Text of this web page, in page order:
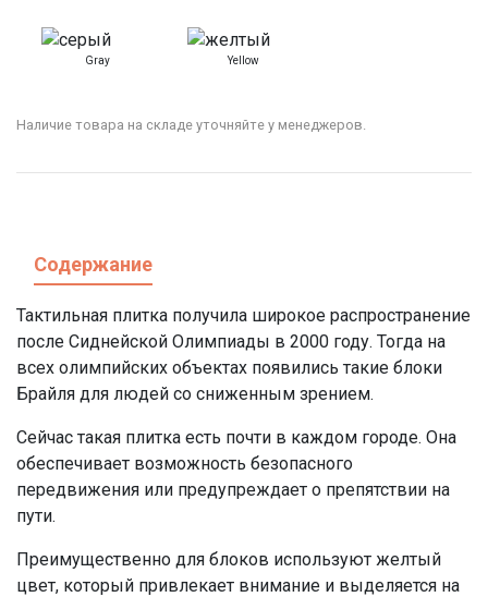
Gray Yellow
Наличие товара на складе уточняйте у менеджеров.
Содержание
Тактильная плитка получила широкое распространение
после Сиднейской Олимпиады в 2000 году. Тогда на
всех олимпийских объектах появились такие блоки
Брайля для людей со сниженным зрением.
Сейчас такая плитка есть почти в каждом городе. Она
обеспечивает возможность безопасного
передвижения или предупреждает о препятствии на
пути.
Преимущественно для блоков используют желтый
цвет, который привлекает внимание и выделяется на